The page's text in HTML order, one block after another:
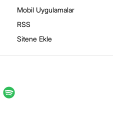
Mobil Uygulamalar
RSS
Sitene Ekle